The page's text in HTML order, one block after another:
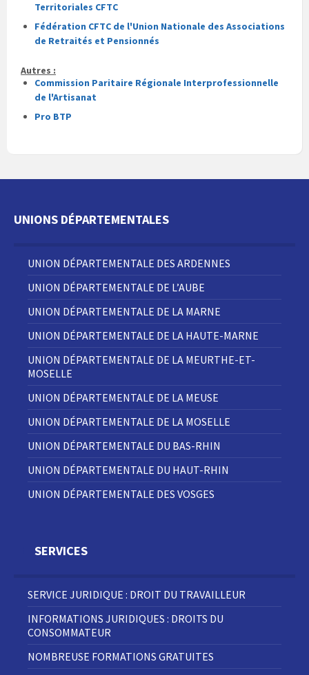
Territoriales CFTC
Fédération CFTC de l'Union Nationale des Associations
de Retraités et Pensionnés
Autres :
Commission Paritaire Régionale Interprofessionnelle
de l'Artisanat
Pro BTP
UNIONS DÉPARTEMENTALES
UNION DÉPARTEMENTALE DES ARDENNES
UNION DÉPARTEMENTALE DE L’AUBE
UNION DÉPARTEMENTALE DE LA MARNE
UNION DÉPARTEMENTALE DE LA HAUTE-MARNE
UNION DÉPARTEMENTALE DE LA MEURTHE-ET-
MOSELLE
UNION DÉPARTEMENTALE DE LA MEUSE
UNION DÉPARTEMENTALE DE LA MOSELLE
UNION DÉPARTEMENTALE DU BAS-RHIN
UNION DÉPARTEMENTALE DU HAUT-RHIN
UNION DÉPARTEMENTALE DES VOSGES
SERVICES
SERVICE JURIDIQUE : DROIT DU TRAVAILLEUR
INFORMATIONS JURIDIQUES : DROITS DU
CONSOMMATEUR
NOMBREUSE FORMATIONS GRATUITES